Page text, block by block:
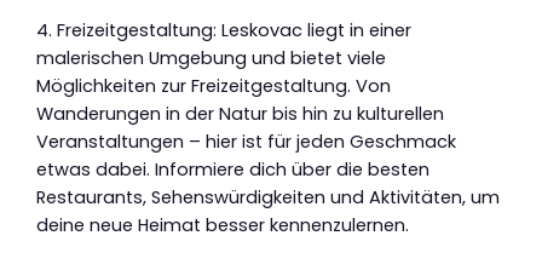
4. Freizeitgestaltung: Leskovac liegt in einer
malerischen Umgebung und bietet viele
Möglichkeiten zur Freizeitgestaltung. Von
Wanderungen in der Natur bis hin zu kulturellen
Veranstaltungen – hier ist für jeden Geschmack
etwas dabei. Informiere dich über die besten
Restaurants, Sehenswürdigkeiten und Aktivitäten, um
deine neue Heimat besser kennenzulernen.